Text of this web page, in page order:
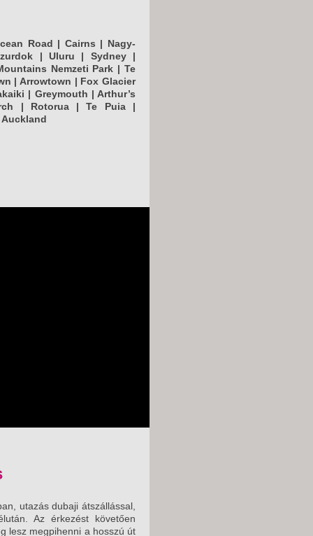
Road | Cairns | Nagy-
| Uluru | Sydney |
Nemzeti Park | Te
| Arrowtown | Fox Glacier
| Greymouth | Arthur’s
| Rotorua | Te Puia |
utazás dubaji átszállással,
Az érkezést követően
lesz megpihenni a hosszú út